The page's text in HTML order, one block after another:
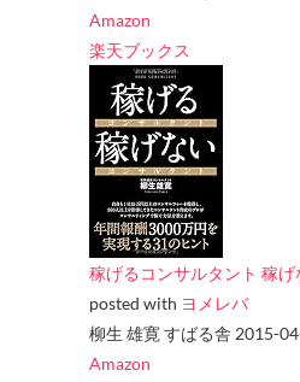
Amazon
楽天ブックス
稼げるコンサルタント 稼
posted with ヨメレバ
柳生 雄寛 すばる舎 2015-
Amazon